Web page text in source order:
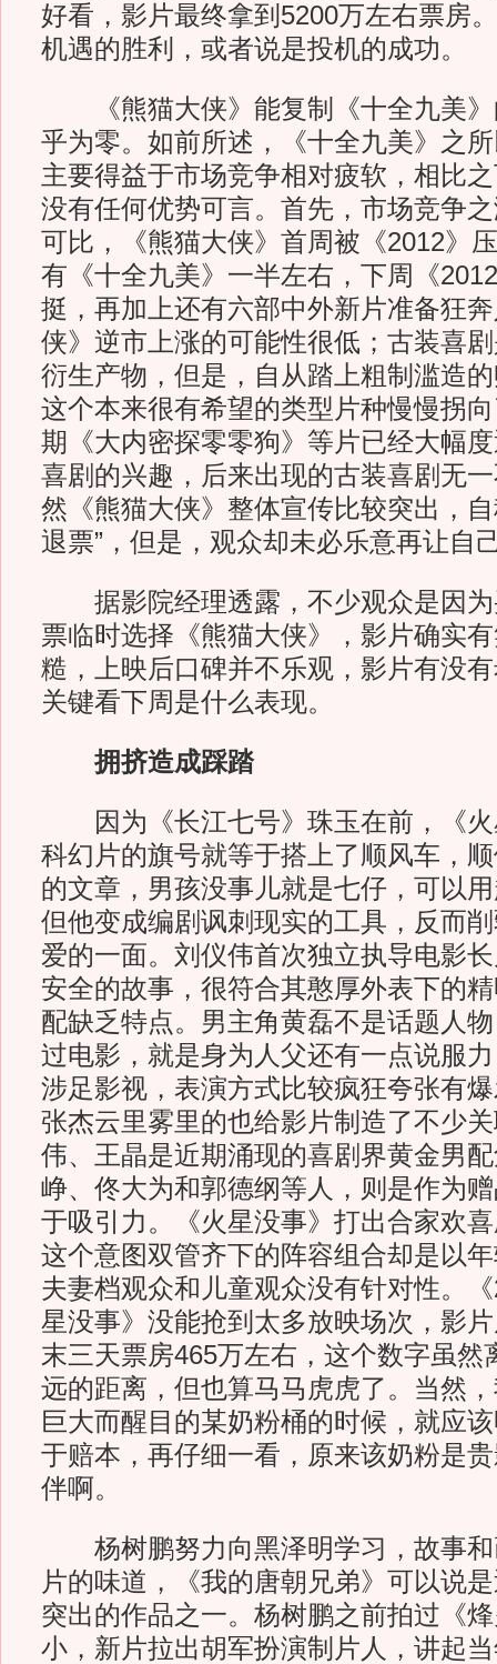
好看，影片最终拿到5200万左右票房
机遇的胜利，或者说是投机的成功。
《熊猫大侠》能复制《十全九美》
乎为零。如前所述，《十全九美》之
主要得益于市场竞争相对疲软，相比
没有任何优势可言。首先，市场竞争
可比，《熊猫大侠》首周被《2012》
有《十全九美》一半左右，下周《
挺，再加上还有六部中外新片准备狂
侠》逆市上涨的可能性很低；古装喜
衍生产物，但是，自从踏上粗制滥造
这个本来很有希望的类型片种慢慢拐
期《大内密探零零狗》等片已经大幅
喜剧的兴趣，后来出现的古装喜剧无
然《熊猫大侠》整体宣传比较突出，
退票”，但是，观众却未必乐意再让自
据影院经理透露，不少观众是因为
票临时选择《熊猫大侠》，影片确实
糙，上映后口碑并不乐观，影片有没
关键看下周是什么表现。
拥挤造成踩踏
因为《长江七号》珠玉在前，《火
科幻片的旗号就等于搭上了顺风车，
的文章，男孩没事儿就是七仔，可以
但他变成编剧讽刺现实的工具，反而
爱的一面。刘仪伟首次独立执导电影
安全的故事，很符合其憨厚外表下的
配缺乏特点。男主角黄磊不是话题人
过电影，就是身为人父还有一点说服
涉足影视，表演方式比较疯狂夸张有
张杰云里雾里的也给影片制造了不少
伟、王晶是近期涌现的喜剧界黄金男
峥、佟大为和郭德纲等人，则是作为
于吸引力。《火星没事》打出合家欢
这个意图双管齐下的阵容组合却是以
夫妻档观众和儿童观众没有针对性。
星没事》没能抢到太多放映场次，影
末三天票房465万左右，这个数字虽然
远的距离，但也算马马虎虎了。当然
巨大而醒目的某奶粉桶的时候，就应
于赔本，再仔细一看，原来该奶粉是
伴啊。
杨树鹏努力向黑泽明学习，故事和
片的味道，《我的唐朝兄弟》可以说
突出的作品之一。杨树鹏之前拍过《
小，新片拉出胡军扮演制片人，讲起